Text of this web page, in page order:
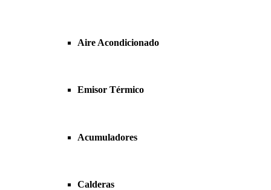
Aire Acondicionado
Emisor Térmico
Acumuladores
Calderas